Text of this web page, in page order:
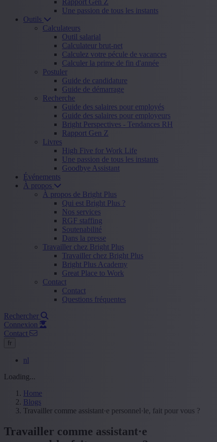
Une passion de tous les instants
Outils
Calculateurs
Outil salarial
Calculateur brut-net
Calculez votre pécule de vacances
Calculer la prime de fin d'année
Postuler
Guide de candidature
Guide de démarrage
Recherche
Guide des salaires pour employés
Guide des salaires pour employeurs
Bright Perspectives - Tendances RH
Rapport Gen Z
Livres
High Five for Work Life
Une passion de tous les instants
Goodbye Assistant
Événements
À propos
À propos de Bright Plus
Qui est Bright Plus ?
Nos services
RGF staffing
Soutenabilité
Dans la presse
Travailler chez Bright Plus
Travailler chez Bright Plus
Bright Plus Academy
Great Place to Work
Contact
Contact
Questions fréquentes
Rechercher
Connexion
Contact
fr
nl
Loading...
Home
Blogs
Travailler comme assistant·e personnel·le, fait pour vous ?
Travailler comme assistant·e